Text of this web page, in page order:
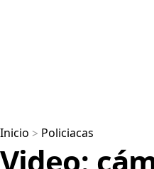
Inicio > Policiacas